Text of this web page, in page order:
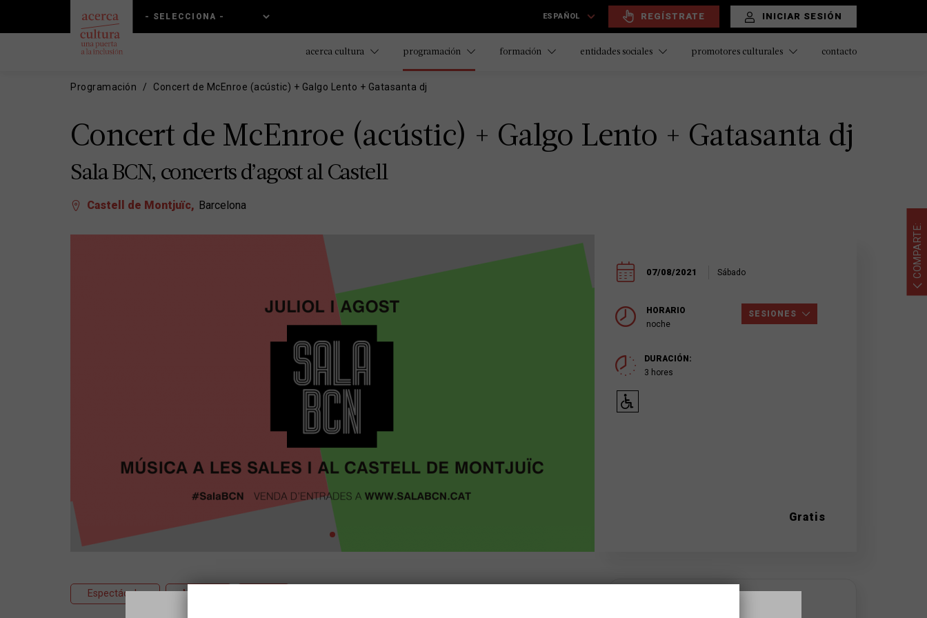
contenido
main
ESPAÑOL REGÍSTRATE INICIAR SESIÓN
acerca cultura programación formación entidades sociales promotores culturales contacto
Programación Concert de McEnroe (acústic) + Galgo Lento + Gatasanta dj
Concert de McEnroe (acústic) + Galgo Lento + Gatasanta dj
Sala BCN, concerts d’agost al Castell
Castell de Montjuïc Barcelona
07/08/2021 Sábado
HORARIO
noche
SESIONES
DURACIÓN:
3 hores
Gratis
Espectáculo Música
COMPARTE: